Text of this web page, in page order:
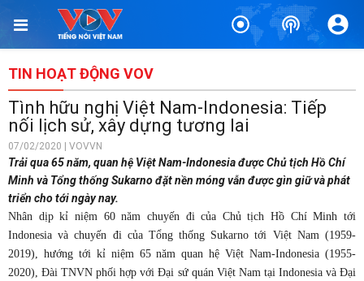
TIN HOẠT ĐỘNG VOV
Tình hữu nghị Việt Nam-Indonesia: Tiếp
nối lịch sử, xây dựng tương lai
07/02/2020 | VOVVN
Trải qua 65 năm, quan hệ Việt Nam-Indonesia được Chủ tịch Hồ Chí
Minh và Tổng thống Sukarno đặt nền móng vẫn được gìn giữ và phát
triển cho tới ngày nay.
Nhân dịp kỉ niệm 60 năm chuyến đi của Chủ tịch Hồ Chí Minh tới
Indonesia và chuyến đi của Tổng thống Sukarno tới Việt Nam (1959-
2019), hướng tới kỉ niệm 65 năm quan hệ Việt Nam-Indonesia (1955-
2020), Đài TNVN phối hợp với Đại sứ quán Việt Nam tại Indonesia và Đại